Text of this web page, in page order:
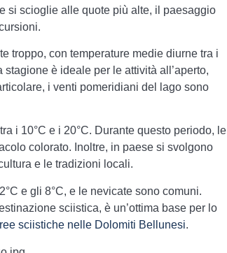
si scioglie alle quote più alte, il paesaggio
troppo, con temperature medie diurne tra i
stagione è ideale per le attività all’aperto,
i venti pomeridiani del lago sono
i 10°C e i 20°C. Durante questo periodo, le
colorato. Inoltre, in paese si svolgono
e le tradizioni locali.
e gli 8°C, e le nevicate sono comuni.
sciistica, è un’ottima base per lo
sciistiche nelle Dolomiti Bellunesi.